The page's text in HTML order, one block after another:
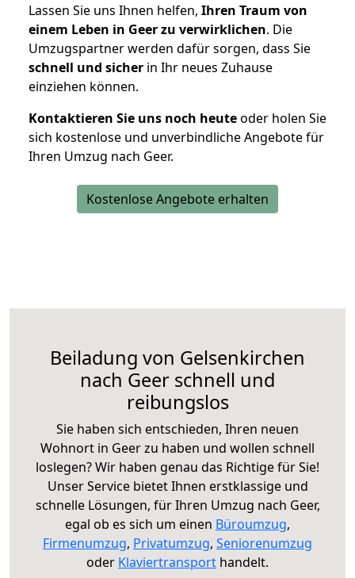
Lassen Sie uns Ihnen helfen, Ihren Traum von
einem Leben in Geer zu verwirklichen. Die
Umzugspartner werden dafür sorgen, dass Sie
schnell und sicher in Ihr neues Zuhause
einziehen können.
Kontaktieren Sie uns noch heuteoder holen Sie
sich kostenlose und unverbindliche Angebote für
Ihren Umzug nach Geer.
Kostenlose Angebote erhalten
Beiladung von Gelsenkirchen
nach Geer schnell und
reibungslos
Sie haben sich entschieden, Ihren neuen
Wohnort in Geer zu haben und wollen schnell
loslegen? Wir haben genau das Richtige für Sie!
Unser Service bietet Ihnen erstklassige und
schnelle Lösungen, für Ihren Umzug nach Geer,
egal ob es sich um einen Büroumzug,
Firmenumzug, Privatumzug, Seniorenumzug
oder Klaviertransport handelt.